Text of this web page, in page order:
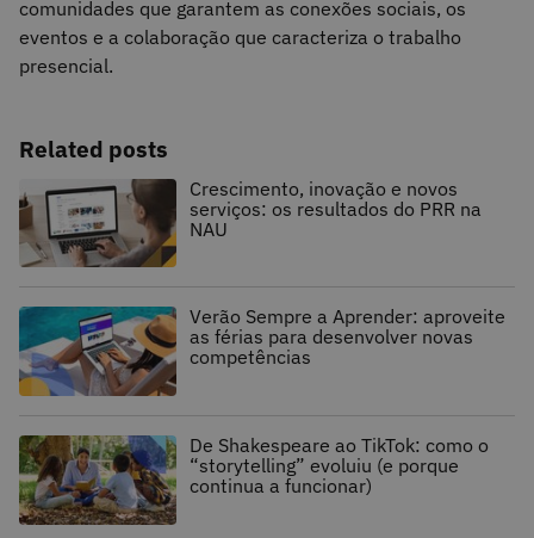
comunidades que garantem as conexões sociais, os
eventos e a colaboração que caracteriza o trabalho
presencial.
Related posts
Crescimento, inovação e novos
serviços: os resultados do PRR na
NAU
Verão Sempre a Aprender: aproveite
as férias para desenvolver novas
competências
De Shakespeare ao TikTok: como o
“storytelling” evoluiu (e porque
continua a funcionar)